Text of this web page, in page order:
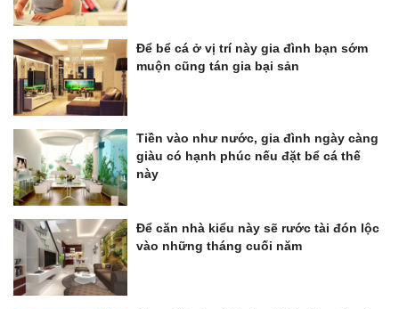
Để bể cá ở vị trí này gia đình bạn sớm
muộn cũng tán gia bại sản
Tiền vào như nước, gia đình ngày càng
giàu có hạnh phúc nếu đặt bể cá thế
này
Để căn nhà kiểu này sẽ rước tài đón lộc
vào những tháng cuối năm